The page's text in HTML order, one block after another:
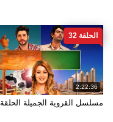
2:22:36
الحلقة 32
مسلسل القروية الجميلة الحلقة 32